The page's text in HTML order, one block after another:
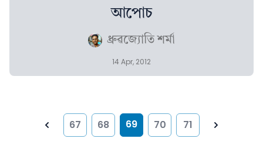
আপোচ
ধ্ৰুৱজ্যোতি শৰ্মা
14 Apr, 2012
Previous
67 68 69 70 71